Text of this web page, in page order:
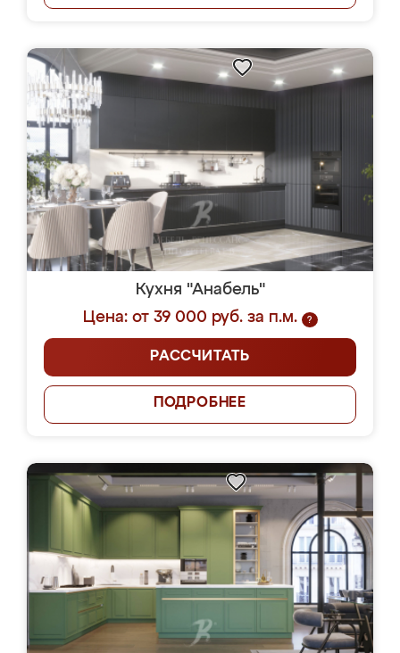
Кухня "Анабель"
Цена: от 39 000 руб. за п.м.
?
РАССЧИТАТЬ
ПОДРОБНЕЕ